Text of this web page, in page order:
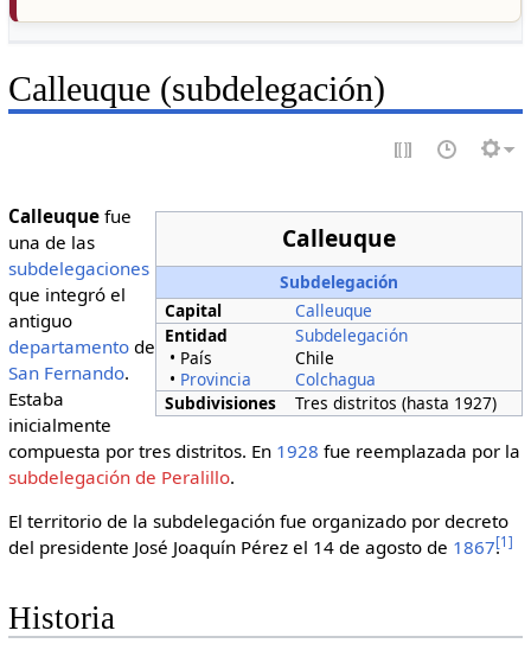
Calleuque (subdelegación)
Calleuque
Subdelegación
Capital
Calleuque
Entidad
Subdelegación
• País
Chile
• Provincia
Colchagua
Subdivisiones
Tres distritos (hasta 1927)
Calleuquefue
una de las
subdelegaciones
que integró el
antiguo
departamentode
San Fernando.
Estaba
inicialmente
compuesta por tres distritos. En 1928 fue reemplazada por la
subdelegación de Peralillo.
El territorio de la subdelegación fue organizado por decreto
del presidente José Joaquín Pérez el 14 de agosto de 1867.[1 ]
Historia